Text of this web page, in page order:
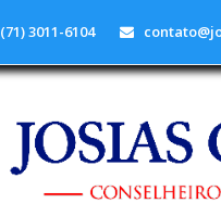
(71) 3011-6104